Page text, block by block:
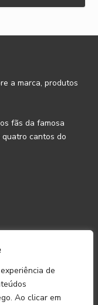
de
Ao clicar em
a marca, produtos
fãs da famosa
cantos do